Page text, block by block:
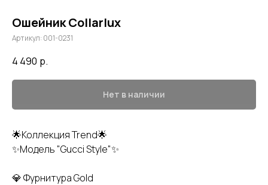
Ошейник Collarlux
Артикул: 001-0231
4 490 р.
Нет в наличии
🌟Коллекция Trend🌟
✨Модель "Gucci Style"✨
💎 Фурнитура Gold